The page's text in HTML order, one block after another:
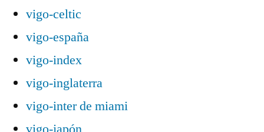
vigo-celtic
vigo-españa
vigo-index
vigo-inglaterra
vigo-inter de miami